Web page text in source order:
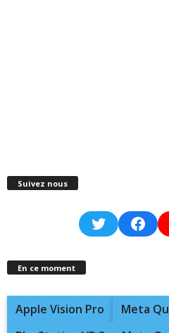
Suivez nous
Twitter
En ce moment
Apple Vision Pro
Meta